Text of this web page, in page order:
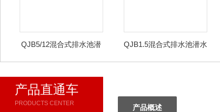
QJB5/12混合式排水池潜
QJB1.5混合式排水池潜水
产品直通车
PRODUCTS CENTER 产品概述